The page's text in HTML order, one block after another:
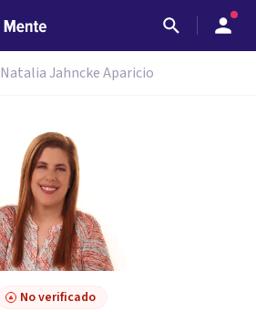
Natalia Jahncke Aparicio
No verificado